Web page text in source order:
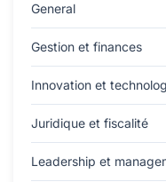
General
Gestion et finances
Innovation et
Juridique et fiscalité
Leadership et